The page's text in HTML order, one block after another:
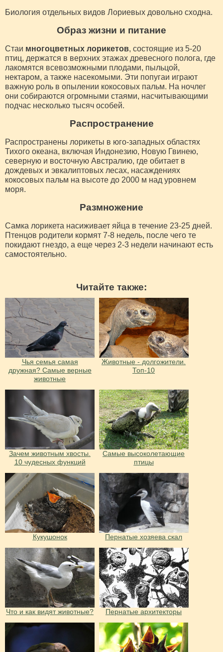
Биология отдельных видов Лориевых довольно сходна.
Образ жизни и питание
Стаи многоцветных лорикетов, состоящие из 5-20
птиц, держатся в верхних этажах древесного полога, где
лакомятся всевозможными плодами, пыльцой,
нектаром, а также насекомыми. Эти попугаи играют
важную роль в опылении кокосовых пальм. На ночлег
они собираются огромными стаями, насчитывающими
подчас несколько тысяч особей.
Распространение
Распространены лорикеты в юго-западных областях
Тихого океана, включая Индонезию, Новую Гвинею,
северную и восточную Австралию, где обитает в
дождевых и эвкалиптовых лесах, насаждениях
кокосовых пальм на высоте до 2000 м над уровнем
моря.
Размножение
Самка лорикета насиживает яйца в течение 23-25 дней.
Птенцов родители кормят 7-8 недель, после чего те
покидают гнездо, а еще через 2-3 недели начинают есть
самостоятельно.
Читайте также:
Чья семья самая
дружная? Самые верные
животные
Животные - долгожители.
Топ-10
Зачем животным хвосты.
10 чудесных функций
Самые высоколетающие
птицы
Кукушонок Пернатые хозяева скал
Что и как видят животные? Пернатые архитекторы